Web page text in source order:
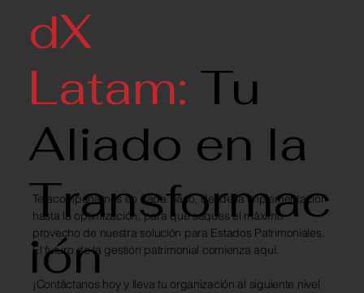
dX
Latam: Tu
Aliado en la
Transformac
ión
Te acompañamos en cada paso, desde la implementación
hasta la optimización, para que saques el máximo
provecho de nuestra solución para Estados Patrimoniales.
El futuro de la gestión patrimonial comienza aquí.
¡Contáctanos hoy y lleva tu organización al siguiente nivel